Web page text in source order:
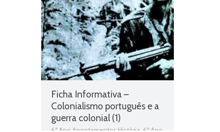
Ficha Informativa –
Colonialismo português e a
guerra colonial (1)
6º Ano Apontamentos História 6º Ano